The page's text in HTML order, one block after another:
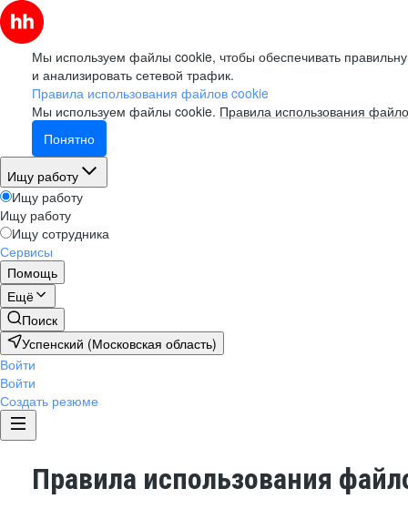
Мы используем файлы cookie, чтобы обеспечивать
и анализировать сетевой трафик.
Правила использования файлов cookie
Мы используем файлы cookie. Правила использования
Понятно
Ищу работу
Ищу работу
Ищу работу
Ищу сотрудника
Сервисы
Помощь
Ещё
Поиск
Успенский (Московская область)
Войти
Войти
Создать резюме
Правила использования